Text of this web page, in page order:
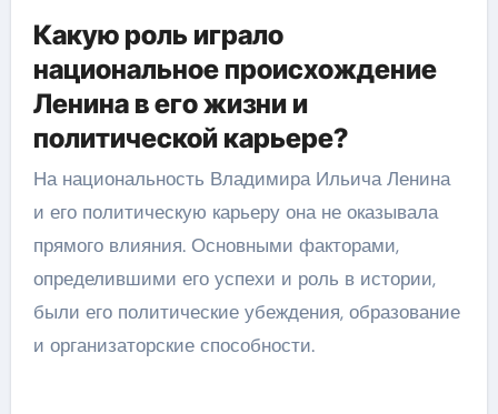
Какую роль играло
национальное происхождение
Ленина в его жизни и
политической карьере?
На национальность Владимира Ильича Ленина
и его политическую карьеру она не оказывала
прямого влияния. Основными факторами,
определившими его успехи и роль в истории,
были его политические убеждения, образование
и организаторские способности.